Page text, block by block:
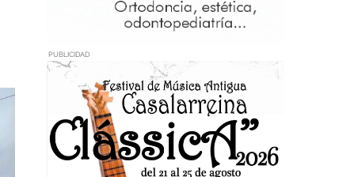
PUBLICIDAD